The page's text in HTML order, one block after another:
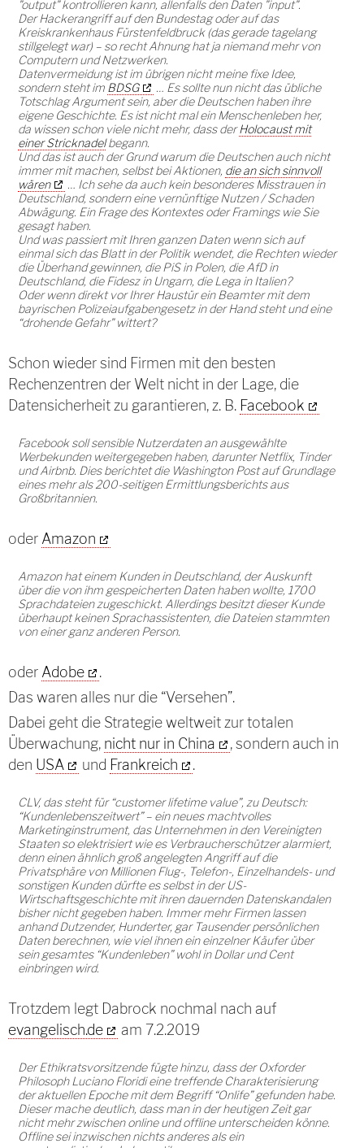
"output" kontrollieren kann, allenfalls den Daten "input".
Der Hackerangriff auf den Bundestag oder auf das
Kreiskrankenhaus Fürstenfeldbruck (das gerade tagelang
stillgelegt war) – so recht Ahnung hat ja niemand mehr von
Computern und Netzwerken.
Datenvermeidung ist im übrigen nicht meine fixe Idee,
sondern steht im BDSG
… Es sollte nun nicht das übliche
Totschlag Argument sein, aber die Deutschen haben ihre
eigene Geschichte. Es ist nicht mal ein Menschenleben her,
da wissen schon viele nicht mehr, dass derHolocaust mit
einer Stricknadelbegann.
Und das ist auch der Grund warum die Deutschen auch nicht
immer mit machen, selbst bei Aktionen, die an sich sinnvoll
wären
… Ich sehe da auch kein besonderes Misstrauen in
Deutschland, sondern eine vernünftige Nutzen / Schaden
Abwägung. Ein Frage des Kontextes oder Framings wie Sie
gesagt haben.
Und was passiert mit Ihren ganzen Daten wenn sich auf
einmal sich das Blatt in der Politik wendet, die Rechten wieder
die Überhand gewinnen, die PiS in Polen, die AfD in
Deutschland, die Fidesz in Ungarn, die Lega in Italien?
Oder wenn direkt vor Ihrer Haustür ein Beamter mit dem
bayrischen Polizeiaufgabengesetz in der Hand steht und eine
“drohende Gefahr" wittert?
Schon wieder sind Firmen mit den besten
Rechenzentren der Welt nicht in der Lage, die
Datensicherheit zu garantieren, z. B. Facebook
Facebook soll sensible Nutzerdaten an ausgewählte
Werbekunden weitergegeben haben, darunter Netflix, Tinder
und Airbnb. Dies berichtet die Washington Post auf Grundlage
eines mehr als 200-seitigen Ermittlungsberichts aus
Großbritannien.
oder Amazon
Amazon hat einem Kunden in Deutschland, der Auskunft
über die von ihm gespeicherten Daten haben wollte, 1700
Sprachdateien zugeschickt. Allerdings besitzt dieser Kunde
überhaupt keinen Sprachassistenten, die Dateien stammten
von einer ganz anderen Person.
oder Adobe
.
Das waren alles nur die “Versehen”.
Dabei geht die Strategie weltweit zur totalen
Überwachung, nicht nur in China
, sondern auch in
den USA und Frankreich .
CLV, das steht für “customer lifetime value”, zu Deutsch:
“Kundenlebenszeitwert” – ein neues machtvolles
Marketinginstrument, das Unternehmen in den Vereinigten
Staaten so elektrisiert wie es Verbraucherschützer alarmiert,
denn einen ähnlich groß angelegten Angriff auf die
Privatsphäre von Millionen Flug-, Telefon-, Einzelhandels- und
sonstigen Kunden dürfte es selbst in der US-
Wirtschaftsgeschichte mit ihren dauernden Datenskandalen
bisher nicht gegeben haben. Immer mehr Firmen lassen
anhand Dutzender, Hunderter, gar Tausender persönlichen
Daten berechnen, wie viel ihnen ein einzelner Käufer über
sein gesamtes “Kundenleben” wohl in Dollar und Cent
einbringen wird.
Trotzdem legt Dabrock nochmal nach auf
evangelisch.de
am 7.2.2019
Der Ethikratsvorsitzende fügte hinzu, dass der Oxforder
Philosoph Luciano Floridi eine treffende Charakterisierung
der aktuellen Epoche mit dem Begriff “Onlife” gefunden habe.
Dieser mache deutlich, dass man in der heutigen Zeit gar
nicht mehr zwischen online und offline unterscheiden könne.
Offline sei inzwischen nichts anderes als ein